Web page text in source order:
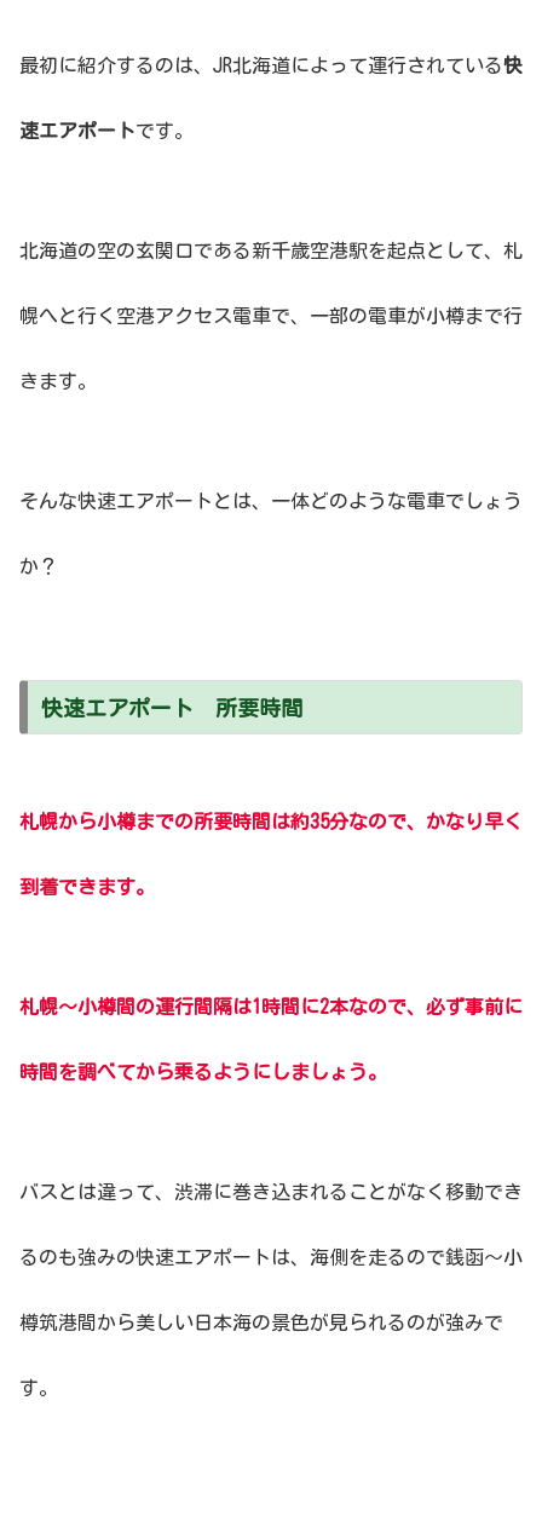
最初に紹介するのは、JR北海道によって運行されている快
速エアポートです。
北海道の空の玄関口である新千歳空港駅を起点として、札
幌へと行く空港アクセス電車で、一部の電車が小樽まで行
きます。
そんな快速エアポートとは、一体どのような電車でしょう
か？
快速エアポート 所要時間
札幌から小樽までの所要時間は約35分なので、かなり早く
到着できます。
札幌〜小樽間の運行間隔は1時間に2本なので、必ず事前に
時間を調べてから乗るようにしましょう。
バスとは違って、渋滞に巻き込まれることがなく移動でき
るのも強みの快速エアポートは、海側を走るので銭函〜小
樽筑港間から美しい日本海の景色が見られるのが強みで
す。